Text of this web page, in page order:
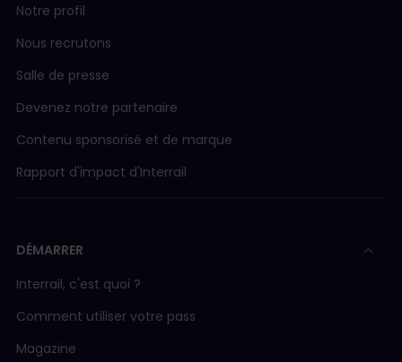
Notre profil
Nous recrutons
Salle de presse
Devenez notre partenaire
Contenu sponsorisé et de marque
Rapport d'impact d'Interrail
DÉMARRER
Interrail, c'est quoi ?
Comment utiliser votre pass
Magazine